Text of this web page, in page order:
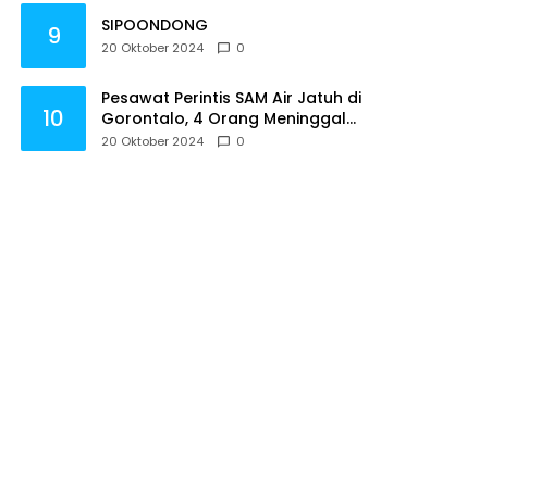
9 SIPOONDONG
20 Oktober 2024 0
10
Pesawat Perintis SAM Air Jatuh di
Gorontalo, 4 Orang Meninggal
Dunia
20 Oktober 2024 0